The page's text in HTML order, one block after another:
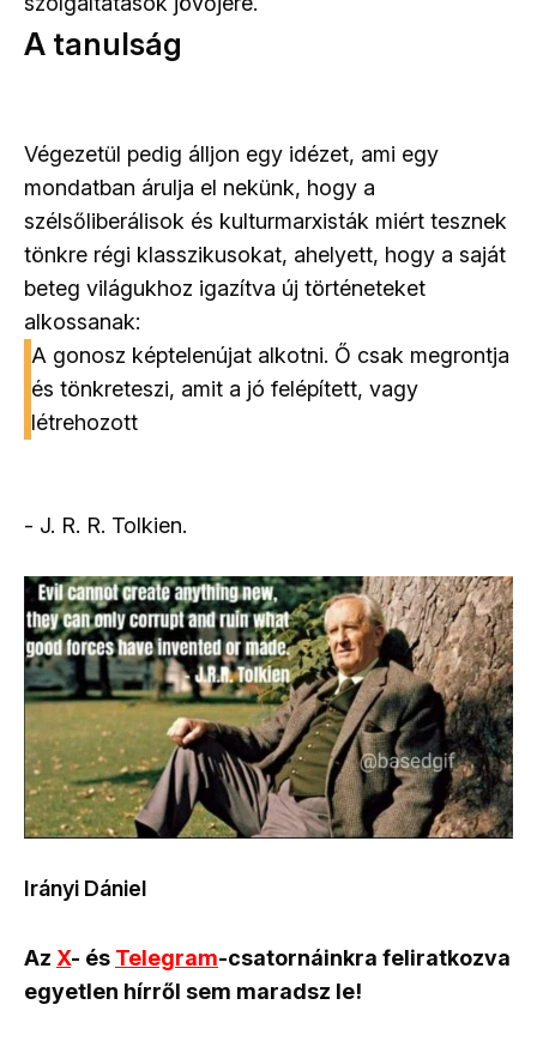
A tanulság
Végezetül pedig álljon egy idézet, ami egy
mondatban árulja el nekünk, hogy a
szélsőliberálisok és kulturmarxisták miért tesznek
tönkre régi klasszikusokat, ahelyett, hogy a saját
beteg világukhoz igazítva új történeteket
alkossanak:
A gonosz képtelenújat alkotni. Ő csak megrontja
és tönkreteszi, amit a jó felépített, vagy
létrehozott
- J. R. R. Tolkien.
Irányi Dániel
Az X- és Telegram-csatornáinkra feliratkozva
egyetlen hírről sem maradsz le!